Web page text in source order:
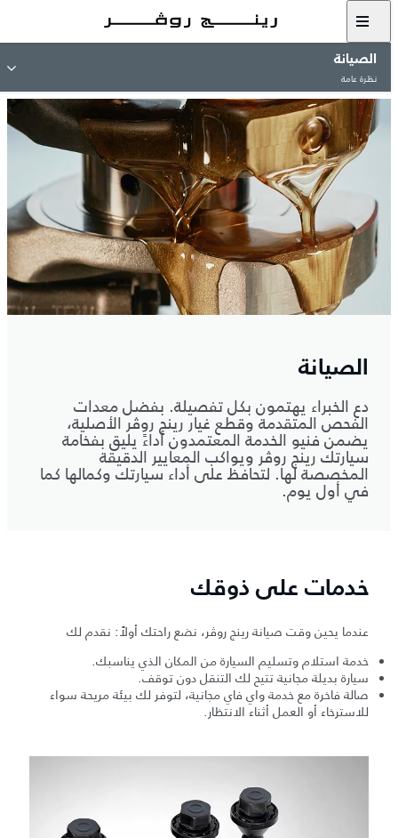
الصيانة
نظرة عامة
الصيانة
دع الخبراء يهتمون بكل تفصيلة. بفضل معدات
الفحص المتقدمة وقطع غيار رينج روڤر الأصلية،
يضمن فنيو الخدمة المعتمدون أداءً يليق بفخامة
سيارتك رينج روڤر ويواكب المعايير الدقيقة
المخصصة لها. لتحافظ على أداء سيارتك وكمالها كما
في أول يوم.
خدمات على ذوقك
عندما يحين وقت صيانة رينج روڤر، نضع راحتك أولاً: نقدم لك
خدمة استلام وتسليم السيارة من المكان الذي يناسبك.
سيارة بديلة مجانية تتيح لك التنقل دون توقف.
صالة فاخرة مع خدمة واي فاي مجانية، لتوفر لك بيئة مريحة سواء
للاسترخاء أو العمل أثناء الانتظار.